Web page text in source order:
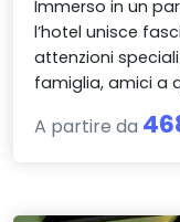
Immerso in un
l’hotel unisce
attenzioni
famiglia, amici a
A partire da